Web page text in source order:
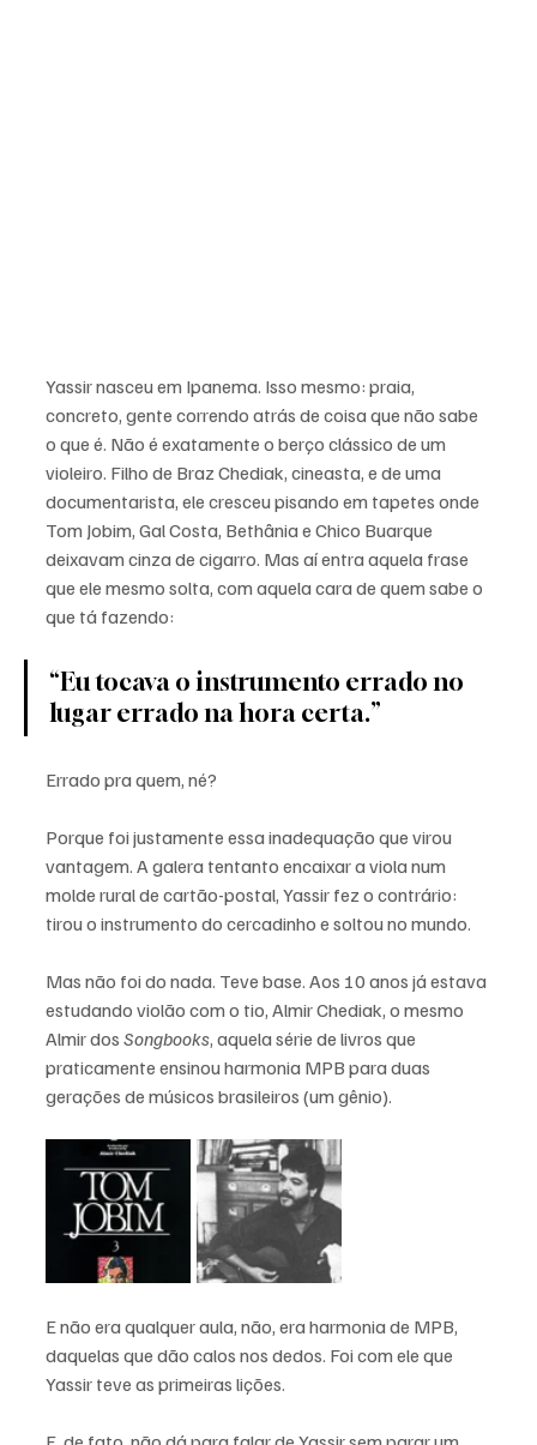
Yassir nasceu em Ipanema. Isso mesmo: praia,
concreto, gente correndo atrás de coisa que não sabe
o que é. Não é exatamente o berço clássico de um
violeiro. Filho de Braz Chediak, cineasta, e de uma
documentarista, ele cresceu pisando em tapetes onde
Tom Jobim, Gal Costa, Bethânia e Chico Buarque
deixavam cinza de cigarro. Mas aí entra aquela frase
que ele mesmo solta, com aquela cara de quem sabe o
que tá fazendo:
“Eu tocava o instrumento errado no
lugar errado na hora certa.”
Errado pra quem, né?
Porque foi justamente essa inadequação que virou
vantagem. A galera tentanto encaixar a viola num
molde rural de cartão-postal, Yassir fez o contrário:
tirou o instrumento do cercadinho e soltou no mundo.
Mas não foi do nada. Teve base. Aos 10 anos já estava
estudando violão com o tio, Almir Chediak, o mesmo
Almir dos Songbooks, aquela série de livros que
praticamente ensinou harmonia MPB para duas
gerações de músicos brasileiros (um gênio).
E não era qualquer aula, não, era harmonia de MPB,
daquelas que dão calos nos dedos. Foi com ele que
Yassir teve as primeiras lições.